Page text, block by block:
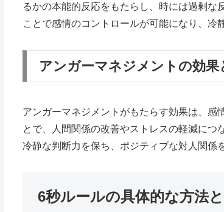
るかの本能的反応をもたらし、時には過剰
ことで感情のコントロールが可能になり、冷
アンガーマネジメントの効果
アンガーマネジメントがもたらす効果は、感
とで、人間関係の改善やストレスの軽減につ
冷静な判断力を保ち、ポジティブな対人関係
6秒ルールの具体的な方法